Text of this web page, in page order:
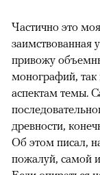
Частично это
заимствованная
привожу
монографий,
аспектам темы.
древности,
Об этом писал,
пожалуй, самой